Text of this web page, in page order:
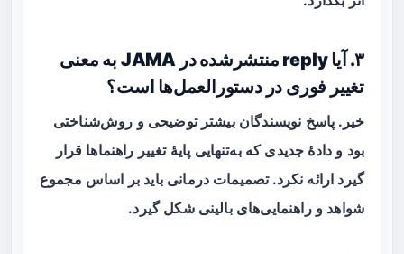
۳. آیا reply منتشرشده در JAMA به معنی
تغییر فوری در دستورالعمل‌ها است؟
خیر. پاسخ نویسندگان بیشتر توضیحی و روش‌شناختی
بود و دادهٔ جدیدی که به‌تنهایی پایهٔ تغییر راهنماها قرار
گیرد ارائه نکرد. تصمیمات درمانی باید بر اساس مجموع
شواهد و راهنمایی‌های بالینی شکل گیرد.